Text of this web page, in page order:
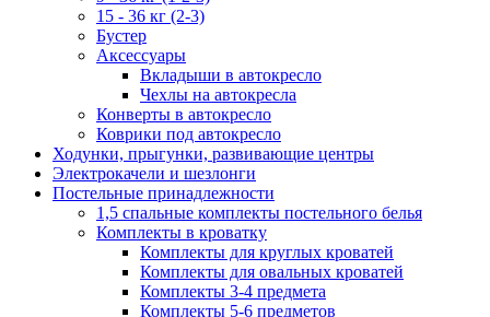
15 - 36 кг (2-3)
Бустер
Аксессуары
Вкладыши в автокресло
Чехлы на автокресла
Конверты в автокресло
Коврики под автокресло
Ходунки, прыгунки, развивающие центры
Электрокачели и шезлонги
Постельные принадлежности
1,5 спальные комплекты постельного белья
Комплекты в кроватку
Комплекты для круглых кроватей
Комплекты для овальных кроватей
Комплекты 3-4 предмета
Комплекты 5-6 предметов